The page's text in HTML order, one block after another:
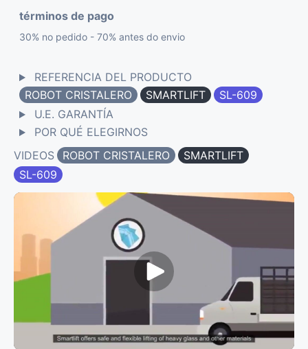
términos de pago
30% no pedido - 70% antes do envio
REFERENCIA DEL PRODUCTO
ROBOT CRISTALERO
SMARTLIFT
SL-609
U.E. GARANTÍA
POR QUÉ ELEGIRNOS
VIDEOS
ROBOT CRISTALERO
SMARTLIFT
SL-609